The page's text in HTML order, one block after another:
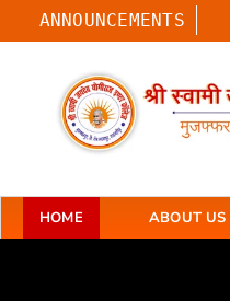
to
ANNOUNCEMENTS
HOME ABOUT US